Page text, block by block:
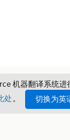
机器翻译系统进
处。 切换为英